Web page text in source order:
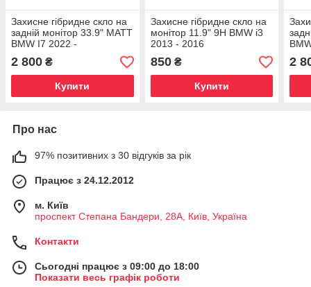
Захисне гібридне скло на
задній монітор 33.9" MATT
BMW I7 2022 -
2 800 ₴
Купити
Захисне гібридне скло на
монітор 11.9" 9H BMW i3
2013 - 2016
850₴
Купити
2
Про нас
97% позитивних з 30 відгуків за рік
Працює з 24.12.2012
м. Київ
проспект Степана Бандери, 28А, Київ, Україна
Контакти
Сьогодні працює з 09:00 до 18:00
Показати весь графік роботи